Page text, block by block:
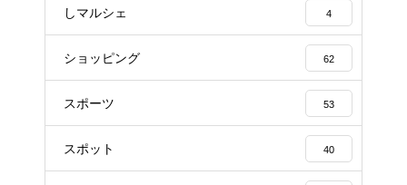
しマルシェ 4
ショッピング 62
スポーツ 53
スポット 40